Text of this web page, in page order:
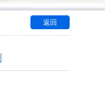
返回